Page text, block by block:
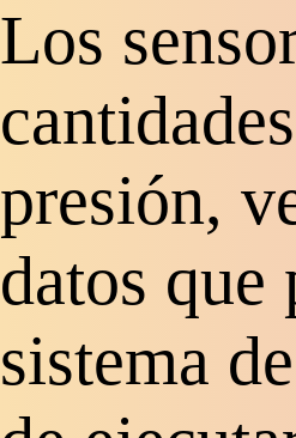
Los
presión,
datos que
sistema